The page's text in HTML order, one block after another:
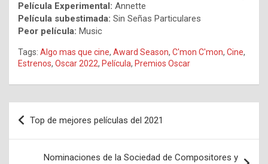
Película Experimental: Annette
Película subestimada: Sin Señas Particulares
Peor película: Music
Tags: Algo mas que cine, Award Season, C'mon C'mon, Cine,
Estrenos, Oscar 2022, Película, Premios Oscar
Navegación
de
entradas
Top de mejores películas del 2021
Nominaciones de la Sociedad de Compositores y